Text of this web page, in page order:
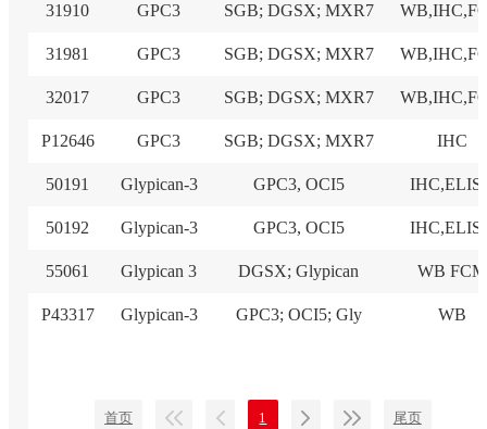
31910 GPC3 SGB; DGSX; MXR7
31981 GPC3 SGB; DGSX; MXR7
32017 GPC3 SGB; DGSX; MXR7
P12646 GPC3 SGB; DGSX; MXR7 IHC
50191 Glypican-3 GPC3, OCI5
50192 Glypican-3 GPC3, OCI5
55061 Glypican 3 DGSX; Glypican WB FCM
P43317 Glypican-3 GPC3; OCI5; Gly WB
首页 1 尾页